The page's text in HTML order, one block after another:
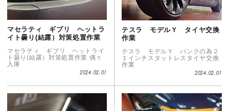
マセラティ ギブリ ヘットラ
イト曇り(結露）対策処置作業
マセラティ ギブリ ヘットライ
ト曇り(結露）対策処置作業 偶々
入庫
2024.02.01
テスラ モデルＹ タイヤ交換
作業
テスラ モデルＹ パンクの為２
１インチスタットレスタイヤ交換
作業
2024.02.01